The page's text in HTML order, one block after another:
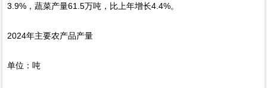
3.9%，蔬菜产量61.5万吨，比上年增长4.4%。
2024年主要农产品产量
单位：吨